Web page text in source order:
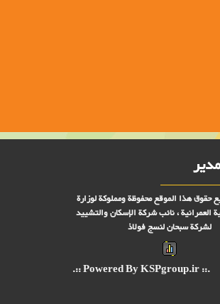
حقوق هذا الموقع محفوظة ومملوكة لوزارة
العمرانية ، نائب شركة الإسكان والتشييد
لشركة سبحان لنسج فولاذ
.:: Powered By KSPgroup.ir ::.